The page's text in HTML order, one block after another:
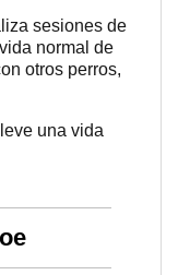
sesiones de
normal de
otros perros,
una vida